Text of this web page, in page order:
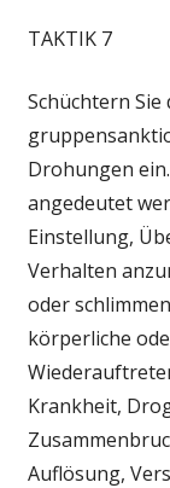
TAKTIK 7
Schüchtern
Drohungen
angedeutet
Einstellung,
Verhalten
oder
körperliche
Krankheit,
Auflösung,